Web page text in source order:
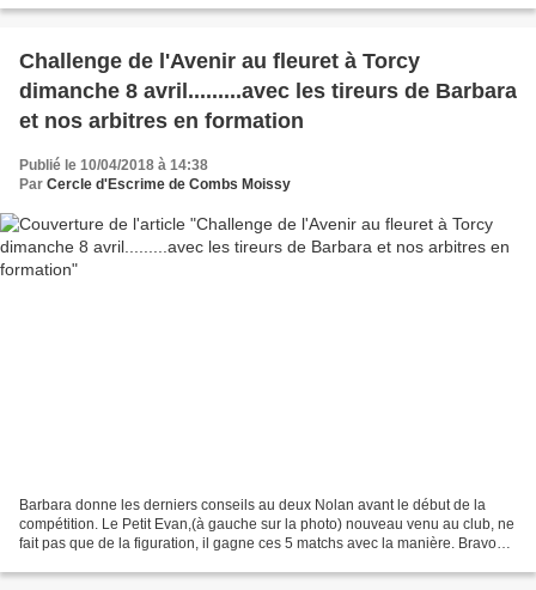
Challenge de l'Avenir au fleuret à Torcy
dimanche 8 avril.........avec les tireurs de Barbara
et nos arbitres en formation
Publié le 10/04/2018 à 14:38
Par Cercle d'Escrime de Combs Moissy
Barbara donne les derniers conseils au deux Nolan avant le début de la
compétition. Le Petit Evan,(à gauche sur la photo) nouveau venu au club, ne
fait pas que de la figuration, il gagne ces 5 matchs avec la manière. Bravo